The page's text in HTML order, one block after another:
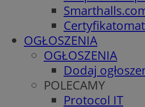
OGŁOSZENIA
OGŁOSZENIA
Dodaj
POLECAMY
Protocol IT